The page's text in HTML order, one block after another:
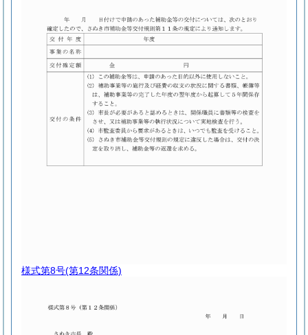
様式第8号(第12条関係)